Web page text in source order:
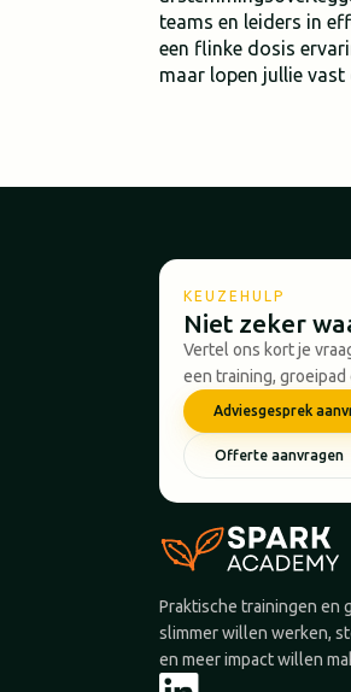
teams en leiders in
een flinke dosis
maar lopen jullie vast
KEUZEHULP
Niet zeker
Vertel ons kort je
een training, groeipad
Adviesgesprek
Offerte aanvragen
Praktische trainingen en
slimmer willen werken,
en meer impact willen